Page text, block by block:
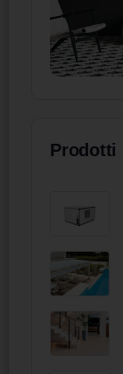
Prodotti